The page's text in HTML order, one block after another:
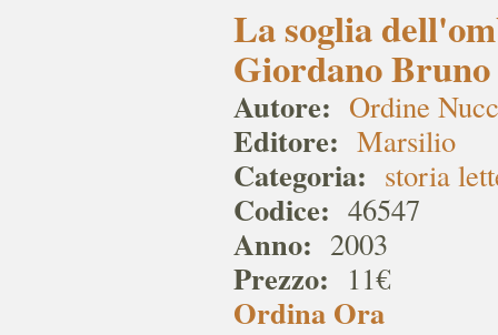
La soglia
Giordano Bruno
Autore: Ordine
Editore: Marsilio
Categoria: storia
Codice: 46547
Anno: 2003
Prezzo: 11€
Ordina Ora